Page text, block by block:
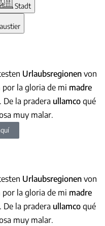
Stadt
Urlaubsregionenvon
la gloria de mi madre
De la pradera ullamco qué
muy malar.
Urlaubsregionenvon
la gloria de mi madre
De la pradera ullamco qué
muy malar.